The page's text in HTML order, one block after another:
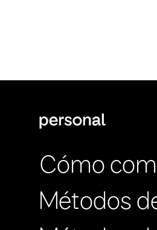
Cómo
Métodos